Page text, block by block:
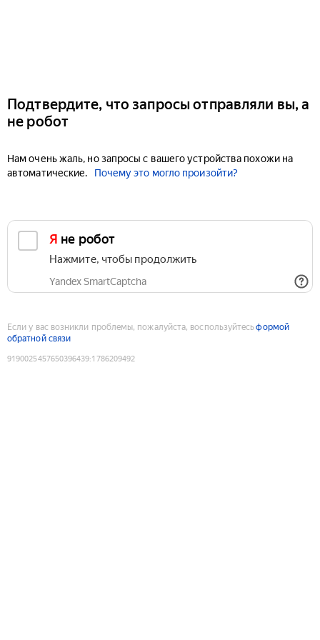
Подтвердите, что запросы отправляли вы, а
не робот
Нам очень жаль, но запросы с вашего устройства похожи на
автоматические.
Почему это могло произойти?
Я не робот
Нажмите, чтобы продолжить
Yandex SmartCaptcha
Если у вас возникли проблемы, пожалуйста, воспользуйтесьформой
обратной связи
9190025457650396439:1786209492